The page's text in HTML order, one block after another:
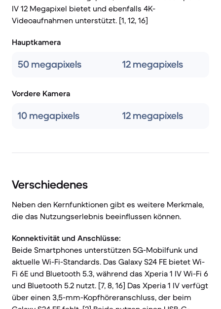
IV 12 Megapixel bietet und ebenfalls 4K-
Videoaufnahmen unterstützt. [1, 12, 16]
Hauptkamera
50 megapixels 12 megapixels
Vordere Kamera
10 megapixels 12 megapixels
Verschiedenes
Neben den Kernfunktionen gibt es weitere Merkmale,
die das Nutzungserlebnis beeinflussen können.
Konnektivität und Anschlüsse:
Beide Smartphones unterstützen 5G-Mobilfunk und
aktuelle Wi-Fi-Standards. Das Galaxy S24 FE bietet Wi-
Fi 6E und Bluetooth 5.3, während das Xperia 1 IV Wi-Fi 6
und Bluetooth 5.2 nutzt. [7, 8, 16] Das Xperia 1 IV verfügt
über einen 3,5-mm-Kopfhöreranschluss, der beim